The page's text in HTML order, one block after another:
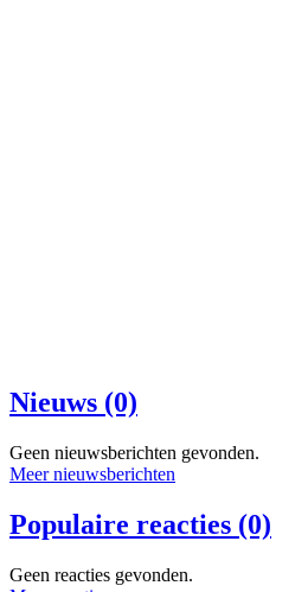
Nieuws (0)
Geen nieuwsberichten gevonden.
Meer nieuwsberichten
Populaire reacties (0)
Geen reacties gevonden.